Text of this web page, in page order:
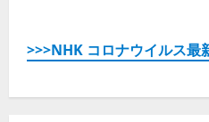
>>>NHK コロナウイルス最